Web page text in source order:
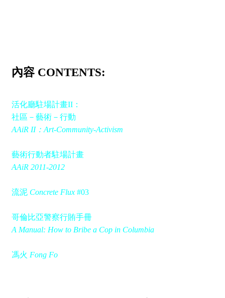
內容 CONTENTS:
活化廳駐場計畫II：
社區－藝術－行動
AAiR II：Art-Community-Activism
藝術行動者駐場計畫
AAiR 2011-2012
流泥 Concrete Flux#03
哥倫比亞警察行賄手冊
A Manual: How to Bribe a Cop in Columbia
馮火 Fong Fo